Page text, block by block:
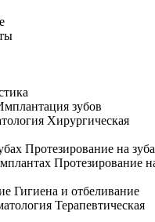
зубов
Хирургическая
Протезирование на
Протезирование
Гигиена и отбеливание
Терапевтическая